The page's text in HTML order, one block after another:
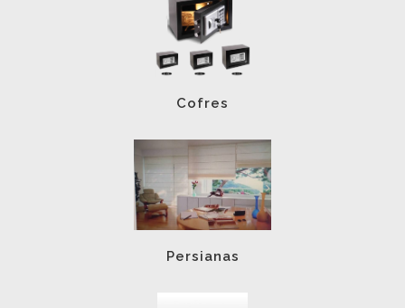
Cofres
Persianas